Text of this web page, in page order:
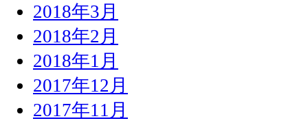
2018年3月
2018年2月
2018年1月
2017年12月
2017年11月